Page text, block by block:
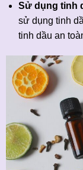
Sử dụng tinh
sử dụng tinh
tinh dầu an